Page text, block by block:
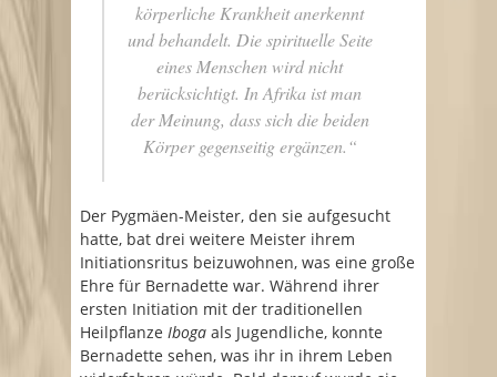
körperliche Krankheit anerkennt
und behandelt. Die spirituelle Seite
eines Menschen wird nicht
berücksichtigt. In Afrika ist man
der Meinung, dass sich die beiden
Körper gegenseitig ergänzen.“
Der Pygmäen-Meister, den sie aufgesucht
hatte, bat drei weitere Meister ihrem
Initiationsritus beizuwohnen, was eine große
Ehre für Bernadette war. Während ihrer
ersten Initiation mit der traditionellen
Heilpflanze Iboga als Jugendliche, konnte
Bernadette sehen, was ihr in ihrem Leben